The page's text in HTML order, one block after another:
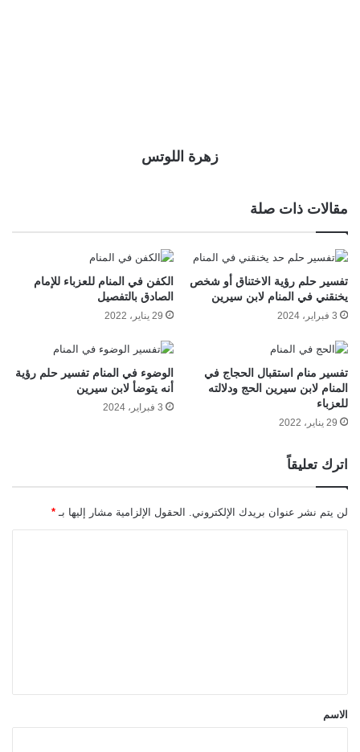
زهرة اللوتس
مقالات ذات صلة
تفسير حلم رؤية الاختناق أو شخص
يخنقني في المنام لابن سيرين
3 فبراير، 2024
الكفن في المنام للعزباء للإمام
الصادق بالتفصيل
29 يناير، 2022
تفسير منام استقبال الحجاج في
المنام لابن سيرين الحج ودلالته
للعزباء
29 يناير، 2022
الوضوء في المنام تفسير حلم رؤية
أنه يتوضأ لابن سيرين
3 فبراير، 2024
اترك تعليقاً
لن يتم نشر عنوان بريدك الإلكتروني. الحقول الإلزامية مشار إليها بـ *
*الاسم